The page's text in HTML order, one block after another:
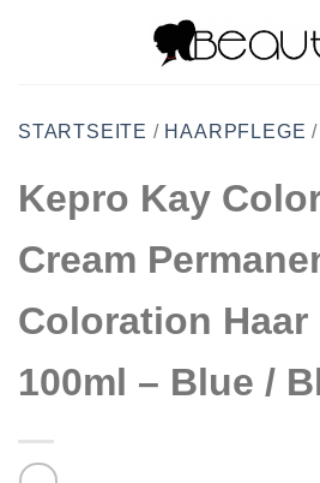
STARTSEITE / HAARPFLEGE /
Kepro Kay
Cream
Coloration Haar
100ml – Blue /